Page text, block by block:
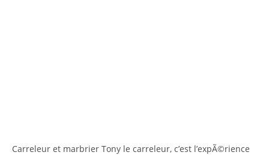
Carreleur et marbrier Tony le carreleur, c’est l’expÃ©rience